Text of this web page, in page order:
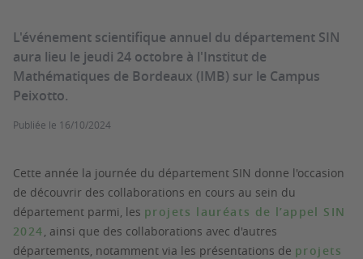
L'événement scientifique annuel du département SIN
aura lieu le jeudi 24 octobre à l'Institut de
Mathématiques de Bordeaux (IMB) sur le Campus
Peixotto.
Publiée le 16/10/2024
Cette année la journée du département SIN donne l'occasion
de découvrir des collaborations en cours au sein du
département parmi, les projets lauréats de l’appel SIN
2024, ainsi que des collaborations avec d'autres
départements, notamment via les présentations de projets